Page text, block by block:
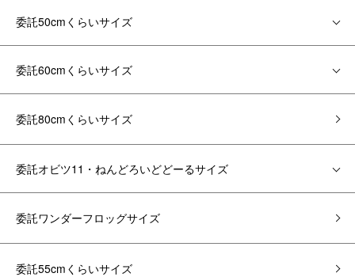
委託50cmくらいサイズ
委託60cmくらいサイズ
委託80cmくらいサイズ
委託オビツ11・ねんどろいどどーるサイズ
委託ワンダーフロッグサイズ
委託55cmくらいサイズ